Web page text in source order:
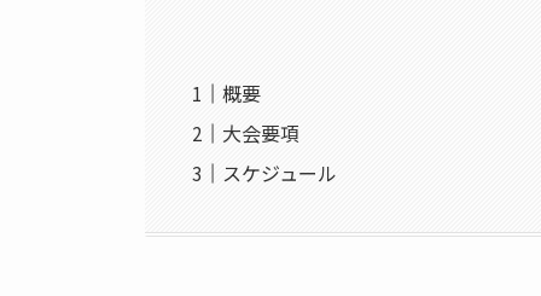
概要
大会要項
スケジュール